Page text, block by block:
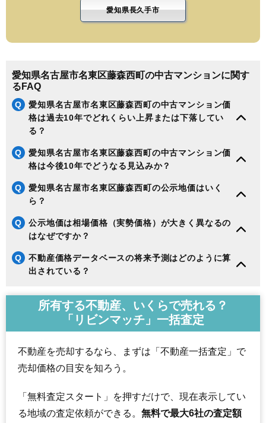
愛知県長久手市
愛知県名古屋市名東区藤森西町の中古マンションに関す
るFAQ
Q
愛知県名古屋市名東区藤森西町の中古マンション価
格は過去10年でどれくらい上昇または下落してい
る？
Q
愛知県名古屋市名東区藤森西町の中古マンション価
格は今後10年でどうなる見込みか？
Q
愛知県名古屋市名東区藤森西町の公示地価はいく
ら？
Q
公示地価は相場価格（実勢価格）が大きく異なるの
はなぜですか？
Q
不動産価格データベースの将来予測はどのように算
出されている？
所有する不動産、いくらで売れる？
「リビンマッチ」一括査定
不動産を売却するなら、まずは「不動産一括査定」で
売却価格の目安を知ろう。
「無料査定スタート」を押すだけで、現在表示してい
る地域の査定依頼ができる。 無料で最大6社の査定額